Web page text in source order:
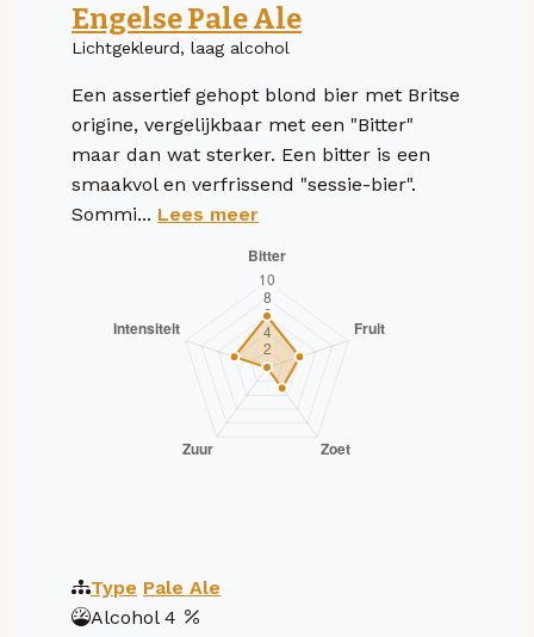
Engelse Pale Ale
Lichtgekleurd, laag alcohol
Een assertief gehopt blond bier met Britse
origine, vergelijkbaar met een "Bitter"
maar dan wat sterker. Een bitter is een
smaakvol en verfrissend "sessie-bier".
Sommi... Lees meer
Type Pale Ale
Alcohol 4